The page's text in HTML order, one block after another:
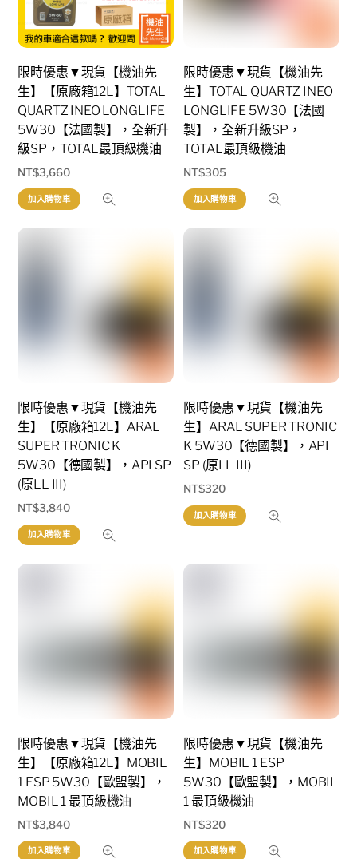
限時優惠▼現貨【機油先
生】【原廠箱12L】TOTAL
QUARTZ INEO LONGLIFE
5W30【法國製】，全新升
級SP，TOTAL最頂級機油
NT$3,660
加入購物車
限時優惠▼現貨【機油先
生】TOTAL QUARTZ INEO
LONGLIFE 5W30【法國
製】，全新升級SP，
TOTAL最頂級機油
NT$305
加入購物車
限時優惠▼現貨【機油先
生】【原廠箱12L】ARAL
SUPER TRONIC K
5W30【德國製】，API SP
(原LL III)
NT$3,840
加入購物車
限時優惠▼現貨【機油先
生】ARAL SUPER TRONIC
K 5W30【德國製】，API
SP (原LL III)
NT$320
加入購物車
限時優惠▼現貨【機油先
生】【原廠箱12L】MOBIL
1 ESP 5W30【歐盟製】，
MOBIL 1 最頂級機油
NT$3,840
加入購物車
限時優惠▼現貨【機油先
生】MOBIL 1 ESP
5W30【歐盟製】，MOBIL
1 最頂級機油
NT$320
加入購物車